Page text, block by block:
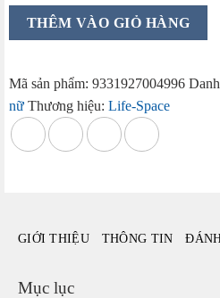
Life
Urogen
Probiotic
40
của
THÊM VÀO GIỎ HÀNG
Mã sản phẩm: 9331927004996
nữ Thương hiệu: Life-Space
GIỚI THIỆU THÔNG TIN
Mục lục